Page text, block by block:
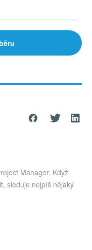
Manager. Když
sleduje nejpíš nějaký